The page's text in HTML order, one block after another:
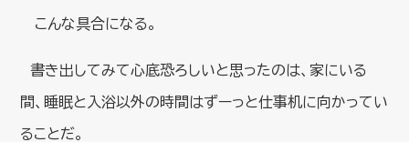
こんな具合になる。
書き出してみて心底恐ろしいと思ったのは、家にいる
間、睡眠と入浴以外の時間はずーっと仕事机に向かってい
ることだ。